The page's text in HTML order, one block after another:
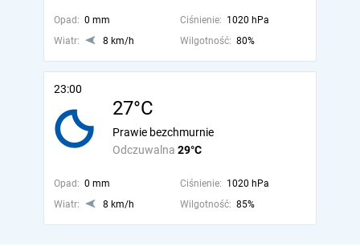
Opad: 0 mm Ciśnienie: 1020 hPa
Wiatr:
8 km/h Wilgotność: 80%
23:00
27°C
Odczuwalna 29°C
Prawie bezchmurnie
Opad: 0 mm Ciśnienie: 1020 hPa
Wiatr:
8 km/h Wilgotność: 85%